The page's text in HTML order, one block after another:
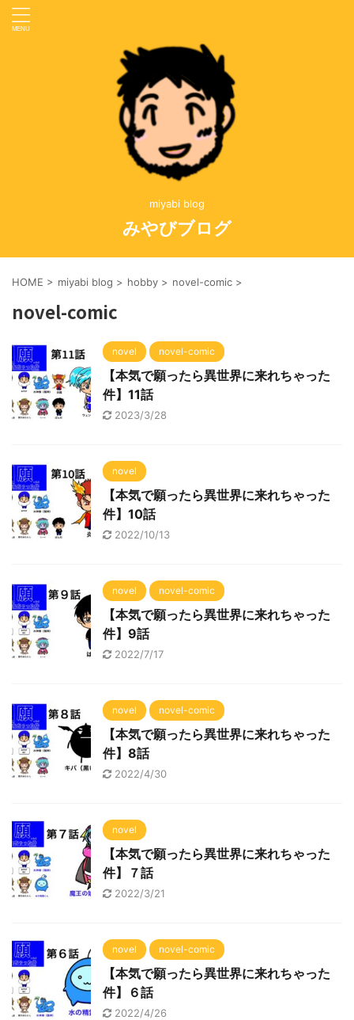
miyabi blog
みやびブログ
HOME > miyabi blog > hobby > novel-comic >
novel-comic
novel novel-comic
【本気で願ったら異世界に来れちゃった
件】11話
2023/3/28
novel
【本気で願ったら異世界に来れちゃった
件】10話
2022/10/13
novel novel-comic
【本気で願ったら異世界に来れちゃった
件】9話
2022/7/17
novel novel-comic
【本気で願ったら異世界に来れちゃった
件】8話
2022/4/30
novel
【本気で願ったら異世界に来れちゃった
件】７話
2022/3/21
novel novel-comic
【本気で願ったら異世界に来れちゃった
件】６話
2022/4/26